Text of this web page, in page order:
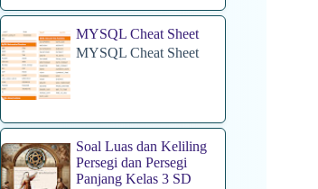
MYSQL Cheat Sheet
MYSQL Cheat Sheet
Soal Luas dan Keliling
Persegi dan Persegi
Panjang Kelas 3 SD